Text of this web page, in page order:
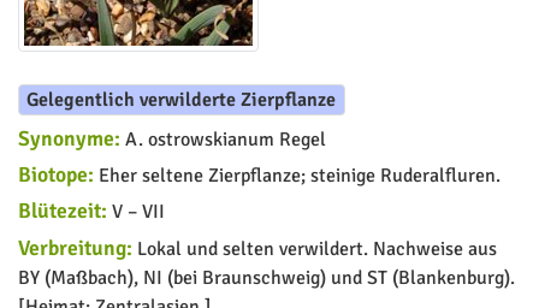
Gelegentlich verwilderte Zierpflanze
Synonyme: A. ostrowskianum Regel
Biotope: Eher seltene Zierpflanze; steinige Ruderalfluren.
Blütezeit: V – VII
Verbreitung: Lokal und selten verwildert. Nachweise aus
BY (Maßbach), NI (bei Braunschweig) und ST (Blankenburg).